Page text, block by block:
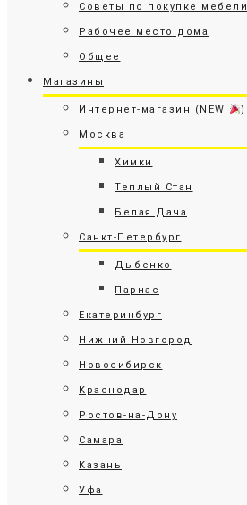
Советы по покупке мебели
Рабочее место дома
Общее
Магазины
Интернет-магазин (NEW )
Москва
Химки
Теплый Стан
Белая Дача
Санкт-Петербург
Дыбенко
Парнас
Екатеринбург
Нижний Новгород
Новосибирск
Краснодар
Ростов-на-Дону
Самара
Казань
Уфа